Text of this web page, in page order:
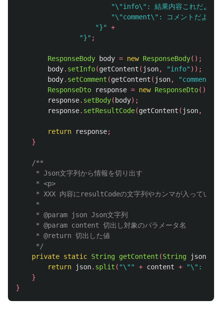
"\"info\": 結果内容これだよ
"\"comment\": コメントだよ
"}"
+
"}" ;
ResponseBody body = new ResponseBody();
body. setInfo(getContent ( json, "info" ));
body. setComment (getContent ( json, "comment"
ResponseDto
response = new ResponseDto();
response. setBody( body);
response. setResultCode(getContent ( json,
return response;
}
/**
	 */
private static String getContent (String json
return
json. split ( "\"" + content + "\": "
}
}